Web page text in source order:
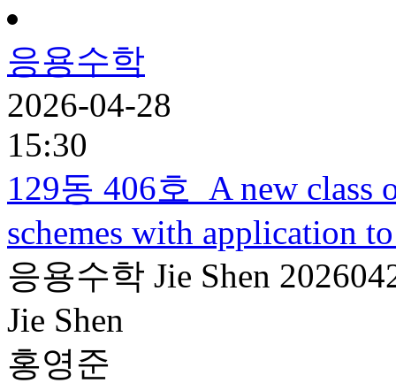
응용수학
2026-04-28
15:30
129동 406호 A new class
schemes with application
응용수학 Jie Shen
Jie Shen
홍영준